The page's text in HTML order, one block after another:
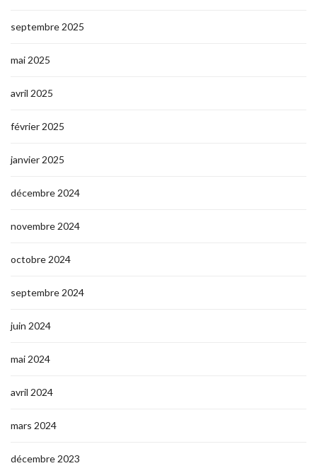
septembre 2025
mai 2025
avril 2025
février 2025
janvier 2025
décembre 2024
novembre 2024
octobre 2024
septembre 2024
juin 2024
mai 2024
avril 2024
mars 2024
décembre 2023